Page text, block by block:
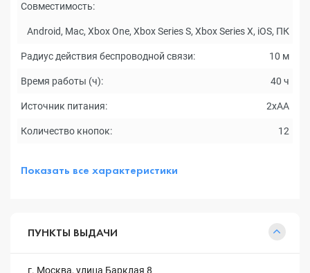
Совместимость:
Android, Mac, Xbox One, Xbox Series S, Xbox Series X, iOS, ПК
Радиус действия беспроводной связи: 10 м
Время работы (ч): 40 ч
Источник питания: 2xAA
Количество кнопок: 12
Показать все характеристики
ПУНКТЫ ВЫДАЧИ
г. Москва, улица Барклая 8